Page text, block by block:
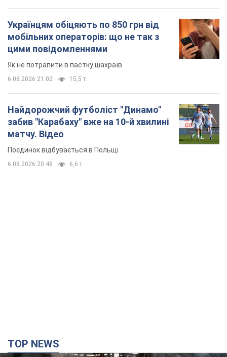
Українцям обіцяють по 850 грн від
мобільних операторів: що не так з
цими повідомленнями
Як не потрапити в пастку шахраїв
6.08.2026 21:02 15,5 т.
Найдорожчий футболіст "Динамо"
забив "Карабаху" вже на 10-й хвилині
матчу. Відео
Поєдинок відбувається в Польщі
6.08.2026 20:48 6,6 т.
TOP NEWS